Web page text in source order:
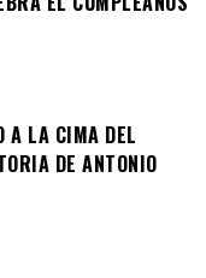
A LA CIMA DEL
DE ANTONIO